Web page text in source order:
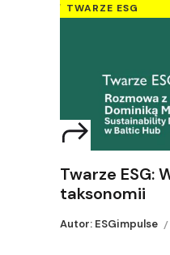
TWARZE ESG
Twarze ESG:
taksonomii
Autor: ESGimpulse